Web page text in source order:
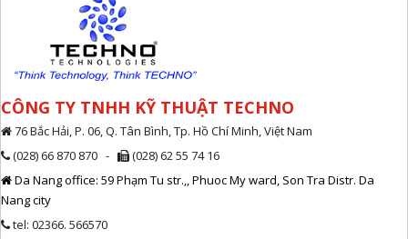
CÔNG TY TNHH KỸ THUẬT TECHNO
76 Bắc Hải, P. 06, Q. Tân Bình, Tp. Hồ Chí Minh, Việt Nam
(028) 66 870 870 -
(028) 62 55 74 16
Da Nang office: 59 Phạm Tu str.,, Phuoc My ward, Son Tra Distr. Da
Nang city
tel: 02366. 566570